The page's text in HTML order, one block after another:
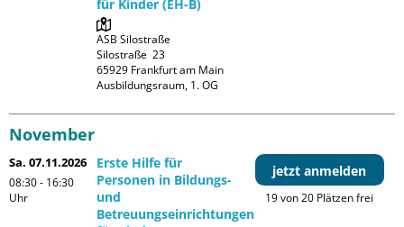
für Kinder (EH-B)
ASB Silostraße
Silostraße  23
65929 Frankfurt am Main
Ausbildungsraum, 1. OG
November
Sa. 07.11.2026
08:30 - 16:30
Uhr
Erste Hilfe für
Personen in Bildungs-
und
Betreuungseinrichtungen
jetzt anmelden
19 von 20 Plätzen frei